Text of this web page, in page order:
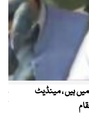
ہیں ، مینڈیٹ